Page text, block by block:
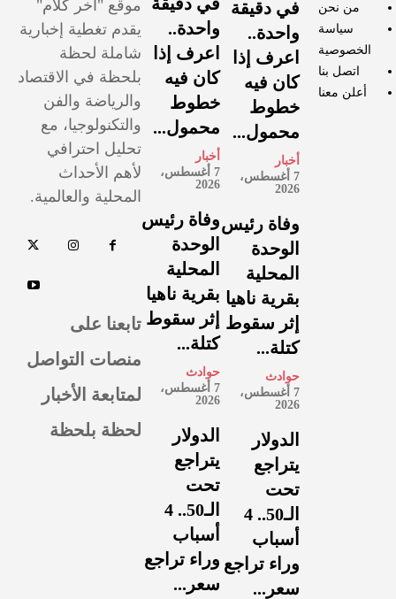
من نحن
سياسة
الخصوصية
اتصل بنا
أعلن معنا
في دقيقة
واحدة..
اعرف إذا
كان فيه
خطوط
محمول...
أخبار
7 أغسطس،
2026
وفاة رئيس
الوحدة
المحلية
بقرية ناهيا
إثر سقوط
كتلة...
حوادث
7 أغسطس،
2026
الدولار
يتراجع
تحت
الـ50.. 4
أسباب
وراء تراجع
سعر...
واحدة..
اعرف إذا
كان فيه
خطوط
محمول...
أخبار
7 أغسطس،
2026
وفاة رئيس
الوحدة
المحلية
بقرية ناهيا
إثر سقوط
كتلة...
حوادث
7 أغسطس،
2026
الدولار
يتراجع
تحت
الـ50.. 4
أسباب
وراء تراجع
سعر...
موقع "آخر كلام"
يقدم تغطية إخبارية
شاملة لحظة
بلحظة في الاقتصاد
والرياضة والفن
والتكنولوجيا، مع
تحليل احترافي
لأهم الأحداث
المحلية والعالمية.
تابعنا على
منصات التواصل
لمتابعة الأخبار
لحظة بلحظة